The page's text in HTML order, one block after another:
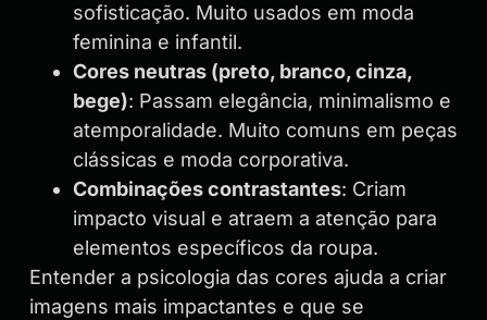
sofisticação. Muito usados em moda
feminina e infantil.
Cores neutras (preto, branco, cinza,
bege): Passam elegância, minimalismo e
atemporalidade. Muito comuns em peças
clássicas e moda corporativa.
Combinações contrastantes: Criam
impacto visual e atraem a atenção para
elementos específicos da roupa.
Entender a psicologia das cores ajuda a criar
imagens mais impactantes e que se